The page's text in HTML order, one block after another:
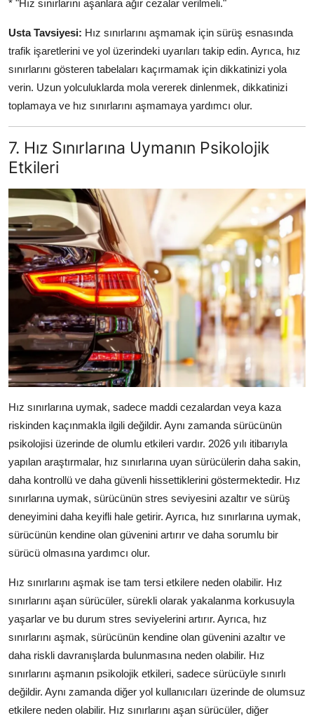
* "Hız sınırlarını aşanlara ağır cezalar verilmeli."
Usta Tavsiyesi: Hız sınırlarını aşmamak için sürüş esnasında
trafik işaretlerini ve yol üzerindeki uyarıları takip edin. Ayrıca, hız
sınırlarını gösteren tabelaları kaçırmamak için dikkatinizi yola
verin. Uzun yolculuklarda mola vererek dinlenmek, dikkatinizi
toplamaya ve hız sınırlarını aşmamaya yardımcı olur.
7. Hız Sınırlarına Uymanın Psikolojik
Etkileri
Hız sınırlarına uymak, sadece maddi cezalardan veya kaza
riskinden kaçınmakla ilgili değildir. Aynı zamanda sürücünün
psikolojisi üzerinde de olumlu etkileri vardır. 2026 yılı itibarıyla
yapılan araştırmalar, hız sınırlarına uyan sürücülerin daha sakin,
daha kontrollü ve daha güvenli hissettiklerini göstermektedir. Hız
sınırlarına uymak, sürücünün stres seviyesini azaltır ve sürüş
deneyimini daha keyifli hale getirir. Ayrıca, hız sınırlarına uymak,
sürücünün kendine olan güvenini artırır ve daha sorumlu bir
sürücü olmasına yardımcı olur.
Hız sınırlarını aşmak ise tam tersi etkilere neden olabilir. Hız
sınırlarını aşan sürücüler, sürekli olarak yakalanma korkusuyla
yaşarlar ve bu durum stres seviyelerini artırır. Ayrıca, hız
sınırlarını aşmak, sürücünün kendine olan güvenini azaltır ve
daha riskli davranışlarda bulunmasına neden olabilir. Hız
sınırlarını aşmanın psikolojik etkileri, sadece sürücüyle sınırlı
değildir. Aynı zamanda diğer yol kullanıcıları üzerinde de olumsuz
etkilere neden olabilir. Hız sınırlarını aşan sürücüler, diğer